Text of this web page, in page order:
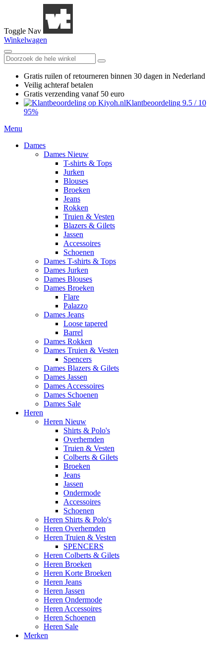
Toggle Nav
Winkelwagen
Gratis ruilen of retourneren binnen 30 dagen in Nederland
Veilig achteraf betalen
Gratis verzending vanaf 50 euro
Klantbeoordeling 9.5 / 10
95%
Menu
Dames
Dames Nieuw
T-shirts & Tops
Jurken
Blouses
Broeken
Jeans
Rokken
Truien & Vesten
Blazers & Gilets
Jassen
Accessoires
Schoenen
Dames T-shirts & Tops
Dames Jurken
Dames Blouses
Dames Broeken
Flare
Palazzo
Dames Jeans
Loose tapered
Barrel
Dames Rokken
Dames Truien & Vesten
Spencers
Dames Blazers & Gilets
Dames Jassen
Dames Accessoires
Dames Schoenen
Dames Sale
Heren
Heren Nieuw
Shirts & Polo's
Overhemden
Truien & Vesten
Colberts & Gilets
Broeken
Jeans
Jassen
Ondermode
Accessoires
Schoenen
Heren Shirts & Polo's
Heren Overhemden
Heren Truien & Vesten
SPENCERS
Heren Colberts & Gilets
Heren Broeken
Heren Korte Broeken
Heren Jeans
Heren Jassen
Heren Ondermode
Heren Accessoires
Heren Schoenen
Heren Sale
Merken